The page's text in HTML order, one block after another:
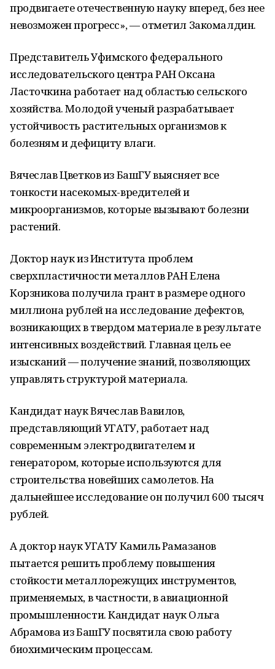
продвигаете отечественную науку вперед, без нее
невозможен прогресс», — отметил Закомалдин.
Представитель Уфимского федерального
исследовательского центра РАН Оксана
Ласточкина работает над областью сельского
хозяйства. Молодой ученый разрабатывает
устойчивость растительных организмов к
болезням и дефициту влаги.
Вячеслав Цветков из БашГУ выясняет все
тонкости насекомых-вредителей и
микроорганизмов, которые вызывают болезни
растений.
Доктор наук из Института проблем
сверхпластичности металлов РАН Елена
Корзникова получила грант в размере одного
миллиона рублей на исследование дефектов,
возникающих в твердом материале в результате
интенсивных воздействий. Главная цель ее
изысканий — получение знаний, позволяющих
управлять структурой материала.
Кандидат наук Вячеслав Вавилов,
представляющий УГАТУ, работает над
современным электродвигателем и
генератором, которые используются для
строительства новейших самолетов. На
дальнейшее исследование он получил 600 тысяч
рублей.
А доктор наук УГАТУ Камиль Рамазанов
пытается решить проблему повышения
стойкости металлорежущих инструментов,
применяемых, в частности, в авиационной
промышленности. Кандидат наук Ольга
Абрамова из БашГУ посвятила свою работу
биохимическим процессам.